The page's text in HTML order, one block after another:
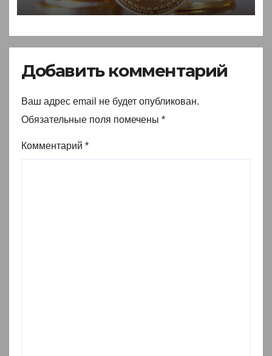
Добавить комментарий
Ваш адрес email не будет опубликован.
Обязательные поля помечены *
Комментарий *